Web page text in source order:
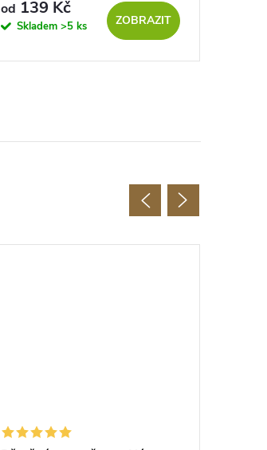
od 139 Kč
Skladem >5 ks ZOBRAZIT